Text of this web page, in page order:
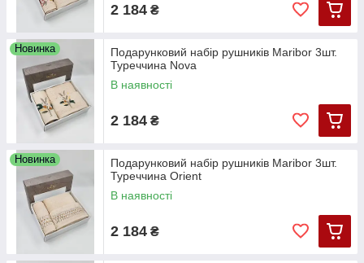
2 184 ₴
Новинка
Подарунковий набір рушників Maribor 3шт.
Туреччина Nova
В наявності
2 184 ₴
Новинка
Подарунковий набір рушників Maribor 3шт.
Туреччина Orient
В наявності
2 184 ₴